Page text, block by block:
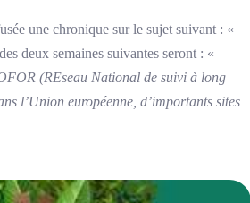
une chronique sur le sujet suivant : «
deux semaines suivantes seront : «
(REseau National de suivi à long
l’Union européenne, d’importants sites